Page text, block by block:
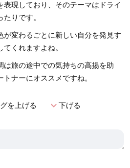
表現しており、そのテーマはドライ
りです。
が変わるごとに新しい自分を発見す
くれますよね。
は旅の途中での気持ちの高揚を助
ナーにオススメですね。
を上げる expand_more下げる